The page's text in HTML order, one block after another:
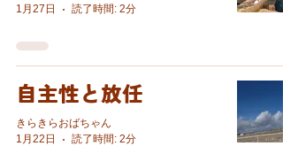
1月27日
読了時間: 2分
自主性と放任
きらきらおばちゃん
1月22日
読了時間: 2分